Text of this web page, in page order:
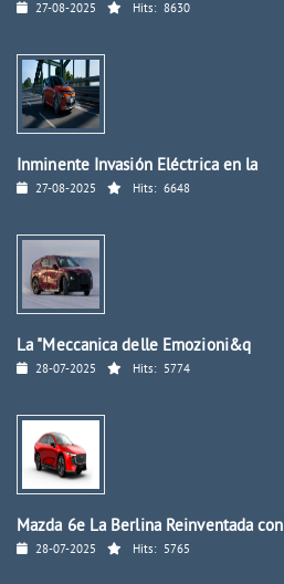
27-08-2025 Hits: 8630
Inminente Invasión Eléctrica en la
27-08-2025 Hits: 6648
La "Meccanica delle Emozioni&q
28-07-2025 Hits: 5774
Mazda 6e La Berlina Reinventada con
28-07-2025 Hits: 5765